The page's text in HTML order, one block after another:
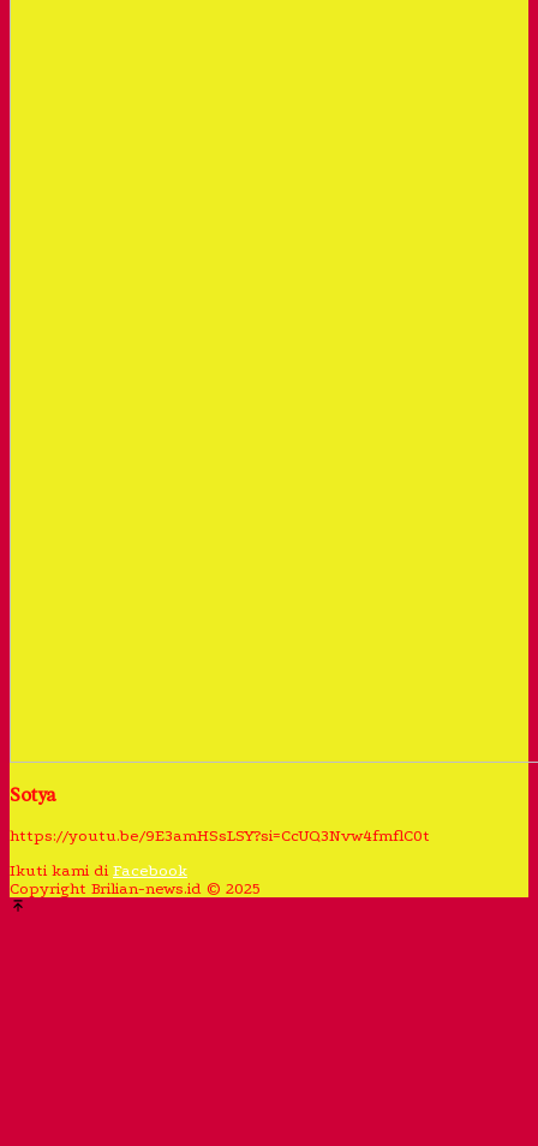
Sotya
https://youtu.be/9E3amHSsLSY?si=CcUQ3Nvw4fmflC0t
Ikuti kami di Facebook
Copyright Brilian-news.id © 2025